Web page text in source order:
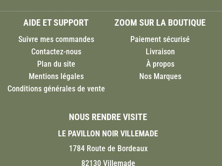
AIDE ET SUPPORT
Suivre mes commandes
Contactez-nous
Plan du site
Mentions légales
Conditions générales de vente
ZOOM SUR LA BOUTIQUE
Paiement sécurisé
Livraison
À propos
Nos Marques
NOUS RENDRE VISITE
LE PAVILLON NOIR VILLEMADE
1784 Route de Bordeaux
82130 Villemade